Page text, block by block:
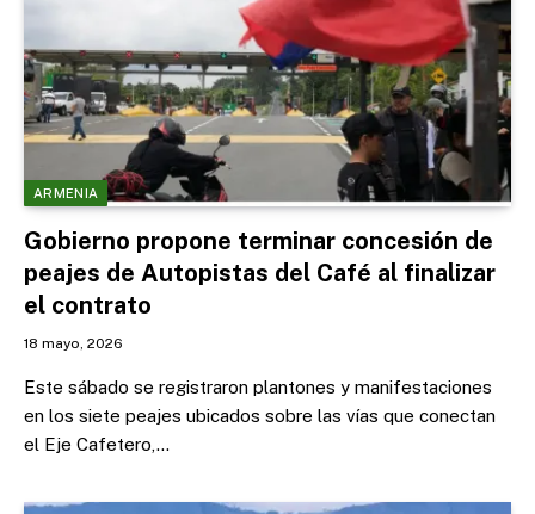
ARMENIA
Gobierno propone terminar concesión de
peajes de Autopistas del Café al finalizar
el contrato
18 mayo, 2026
Este sábado se registraron plantones y manifestaciones
en los siete peajes ubicados sobre las vías que conectan
el Eje Cafetero,…